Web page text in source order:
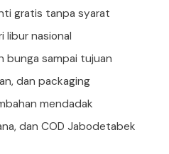
gratis tanpa syarat
nasional
bunga sampai tujuan
dan packaging
mendadak
dan COD Jabodetabek